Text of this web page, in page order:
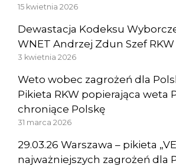
15 kwietnia 2026
Dewastacja Kodeksu
WNET Andrzej Zdun Szef
3 kwietnia 2026
Weto wobec zagrożeń dla
Pikieta RKW popierająca weta
chroniące Polskę
31 marca 2026
29.03.26 Warszawa – pikieta
najważniejszych zagrożeń dla